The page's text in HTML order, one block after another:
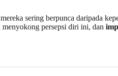
sering berpunca daripada
menyokong persepsi diri ini, dan